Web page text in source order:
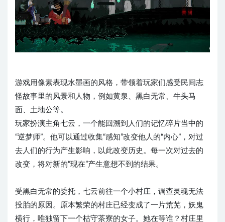
游戏用像素表现水墨画的风格，带领着玩家们感受民间志
怪故事里的风景和人物，例如黄泉、黑白无常、牛头马
面、土地公等。
玩家扮演主角七云，一个能回溯到人们的记忆碎片当中的
“逆梦师”。他可以通过收集“感知”改变他人的“内心”，对过
去人们的行为产生影响，以此改变历史。每一次对过去的
改变，将对新的“现在”产生意想不到的结果。
受黑白无常的委托，七云前往一个小村庄，调查灵魂无法
投胎的原因。原本繁荣的村庄已经变成了一片荒芜，妖鬼
横行，唯独留下一个枯守茶寮的女子。她在等谁？村庄里